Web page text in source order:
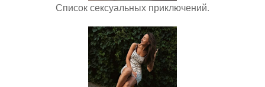
Список сексуальных приключений.